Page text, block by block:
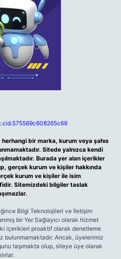
bir marka, kurum veya şahıs
Sitede yalnızca kendi
Burada yer alan içerikler
gerçek kurum ve kişiler hakkında
kurum ve kişiler ile isim
Sitemizdeki bilgiler taslak
Bilgi Teknolojileri ve İletişim
bir Yer Sağlayıcı olarak hizmet
içerikleri proaktif olarak denetleme
bulunmamaktadır. Ancak, üyelerimiz
taşımakta olup, siteye üye olarak